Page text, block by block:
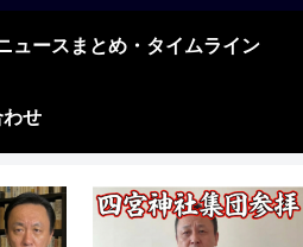
ュースまとめ・タイムライン
わせ